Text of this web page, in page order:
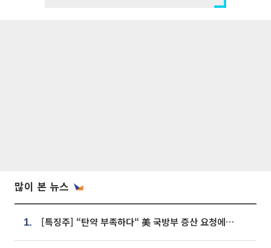
많이 본 뉴스
1. [특징주] “탄약 부족하다“ 美 국방부 증산 요청에⋯국내 방산주 급등세